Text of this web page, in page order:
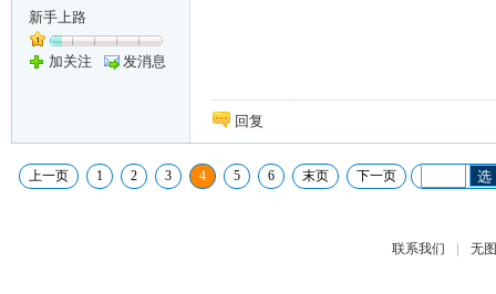
新手上路
加关注 发消息
回复
上一页 1 2 3 4 5 6 末页 下一页 选
联系我们 | 无